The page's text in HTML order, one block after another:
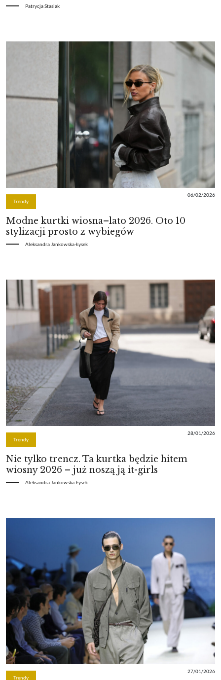
Patrycja Stasiak
Trendy
06/02/2026
Modne kurtki wiosna–lato 2026. Oto 10
stylizacji prosto z wybiegów
Aleksandra Jankowska-Łysek
Trendy
28/01/2026
Nie tylko trencz. Ta kurtka będzie hitem
wiosny 2026 – już noszą ją it-girls
Aleksandra Jankowska-Łysek
Trendy
27/01/2026